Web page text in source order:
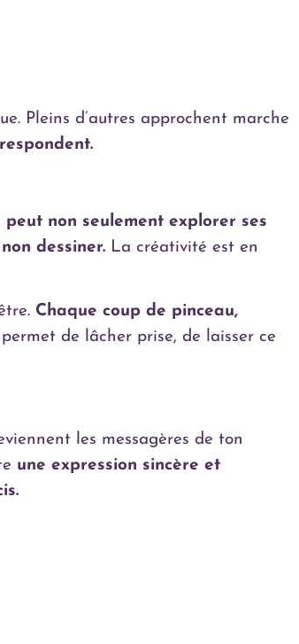
Pleins d’autres approchent marche
peut non seulement explorer ses
dessiner. La créativité est en
Chaque coup de pinceau,
de lâcher prise, de laisser ce
les messagères de ton
une expression sincère et